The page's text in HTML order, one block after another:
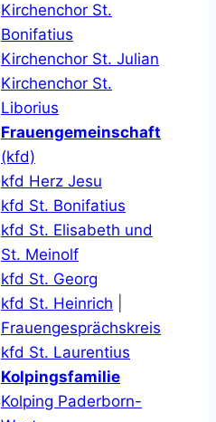
Kirchenchor St.
Bonifatius
Kirchenchor St. Julian
Kirchenchor St.
Liborius
Frauengemeinschaft
(kfd)
kfd Herz Jesu
kfd St. Bonifatius
kfd St. Elisabeth und
St. Meinolf
kfd St. Georg
kfd St. Heinrich
Frauengesprächskreis
kfd St. Laurentius
Kolpingsfamilie
Kolping Paderborn-